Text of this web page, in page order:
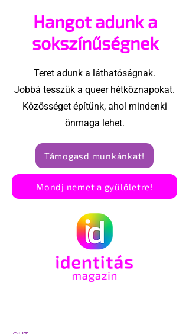
Hangot adunk a
sokszínűségnek
Teret adunk a láthatóságnak.
Jobbá tesszük a queer hétköznapokat.
Közösséget építünk, ahol mindenki
önmaga lehet.
Támogasd munkánkat!
Mondj nemet a gyűlöletre!